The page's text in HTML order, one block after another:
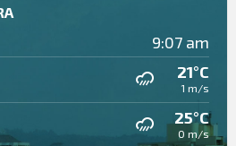
9:07 am
21°C
1 m/s
25°C
0 m/s